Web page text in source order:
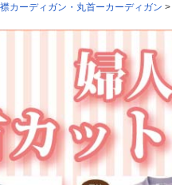
カーディガン・丸首ーカーディガン